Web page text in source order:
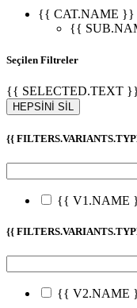
{{ CAT.NAME }}
{{
Seçilen Filtreler
{{ SELECTED.TEXT
HEPSİNİ SİL
{{
{{ V1.NAME
{{
{{ V2.NAME